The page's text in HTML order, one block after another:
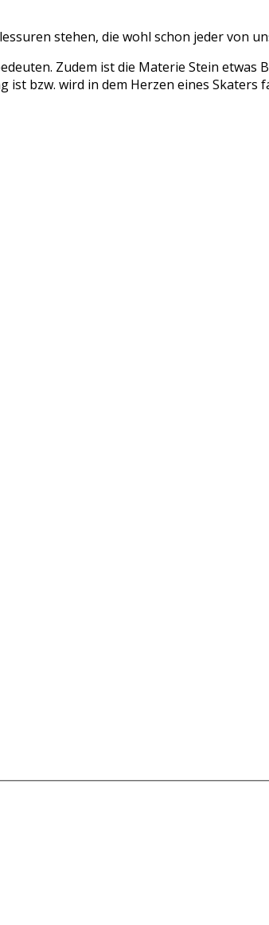
stehen, die wohl schon jeder von
Zudem ist die Materie Stein etwas
bzw. wird in dem Herzen eines Skaters